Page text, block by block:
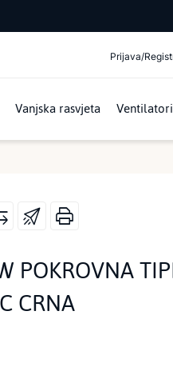
Prijava/
Vanjska rasvjeta Ventilatori
POKROVNA
CRNA